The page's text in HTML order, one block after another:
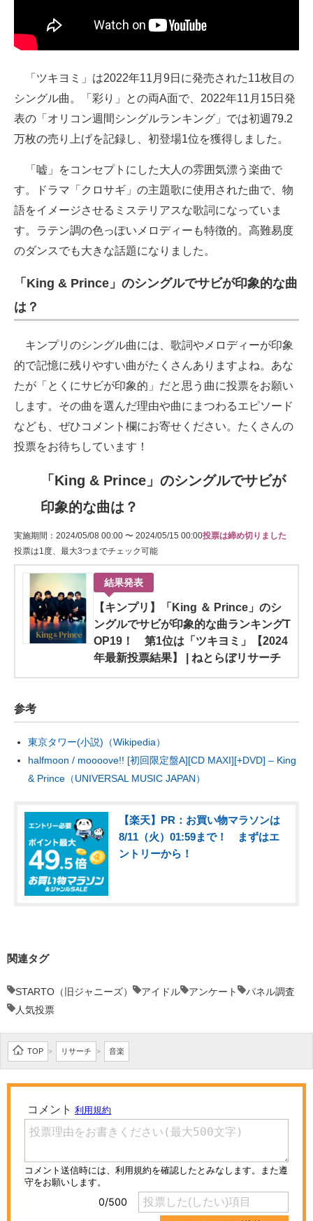
「ツキヨミ」は2022年11月9日に発売された11枚目の
シングル曲。「彩り」との両A面で、2022年11月15日発
表の「オリコン週間シングルランキング」では初週79.2
万枚の売り上げを記録し、初登場1位を獲得しました。
「嘘」をコンセプトにした大人の雰囲気漂う楽曲で
す。ドラマ「クロサギ」の主題歌に使用された曲で、物
語をイメージさせるミステリアスな歌詞になっていま
す。ラテン調の色っぽいメロディーも特徴的。高難易度
のダンスでも大きな話題になりました。
「King & Prince」のシングルでサビが印象的な曲
は？
キンプリのシングル曲には、歌詞やメロディーが印象
的で記憶に残りやすい曲がたくさんありますよね。あな
たが「とくにサビが印象的」だと思う曲に投票をお願い
します。その曲を選んだ理由や曲にまつわるエピソード
なども、ぜひコメント欄にお寄せください。たくさんの
投票をお待ちしています！
「King & Prince」のシングルでサビが
印象的な曲は？
実施期間：2024/05/08 00:00 〜 2024/05/15 00:00
投票は1度、最大3つまでチェック可能
投票は締め切りました
結果発表
【キンプリ】「King ＆ Prince」のシ
ングルでサビが印象的な曲ランキングT
OP19！ 第1位は「ツキヨミ」【2024
年最新投票結果】 | ねとらぼリサーチ
参考
東京タワー(小説)（Wikipedia）
halfmoon / moooove!! [初回限定盤A][CD MAXI][+DVD] – King
& Prince（UNIVERSAL MUSIC JAPAN）
【楽天】PR：お買い物マラソンは
8/11（火）01:59まで！ まずはエ
ントリーから！
関連タグ
STARTO（旧ジャニーズ） アイドル アンケート
パネル調査
人気投票
TOP > リサーチ > 音楽